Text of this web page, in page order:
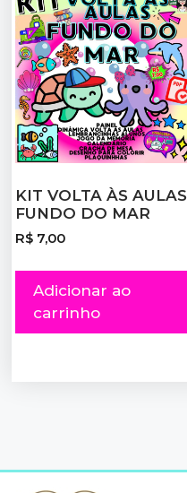
KIT VOLTA ÀS AULAS
FUNDO DO MAR
R$ 7,00
Adicionar ao
carrinho